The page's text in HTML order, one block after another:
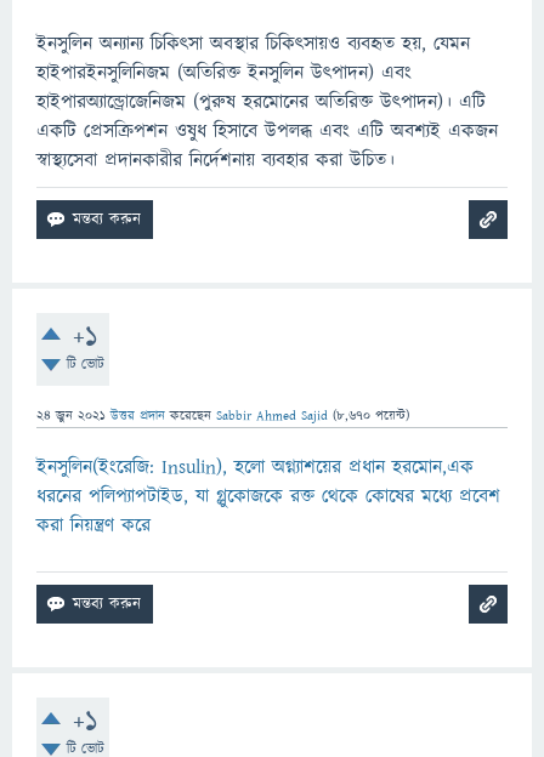
ইনসুলিন অন্যান্য চিকিৎসা অবস্থার চিকিৎসায়ও ব্যবহৃত হয়, যেমন
হাইপারইনসুলিনিজম (অতিরিক্ত ইনসুলিন উৎপাদন) এবং
হাইপারঅ্যান্ড্রোজেনিজম (পুরুষ হরমোনের অতিরিক্ত উৎপাদন)। এটি
একটি প্রেসক্রিপশন ওষুধ হিসাবে উপলব্ধ এবং এটি অবশ্যই একজন
স্বাস্থ্যসেবা প্রদানকারীর নির্দেশনায় ব্যবহার করা উচিত।
+1
টি ভোট
24 জুন 2021 উত্তর প্রদান করেছেন Sabbir Ahmed Sajid (8,670 পয়েন্ট)
ইনসুলিন(ইংরেজি: Insulin), হলো অগ্ন্যাশয়ের প্রধান হরমোন,এক
ধরনের পলিপ্যাপটাইড, যা গ্লুকোজকে রক্ত থেকে কোষের মধ্যে প্রবেশ
করা নিয়ন্ত্রণ করে
+1
টি ভোট